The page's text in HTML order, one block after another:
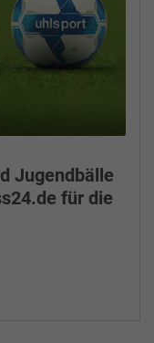
Jugendbälle
für die